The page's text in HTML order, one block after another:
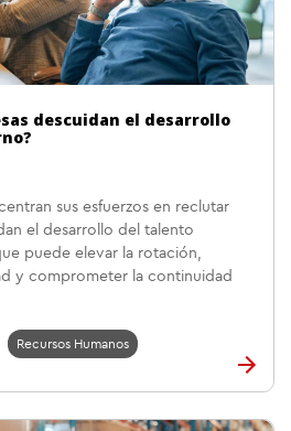
descuidan el desarrollo
sus esfuerzos en reclutar
el desarrollo del talento
puede elevar la rotación,
y comprometer la continuidad
Recursos Humanos